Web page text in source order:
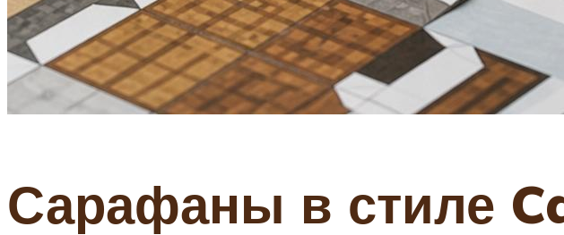
Сарафаны в стиле